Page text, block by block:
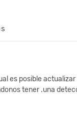
es posible actualizar
tener .una